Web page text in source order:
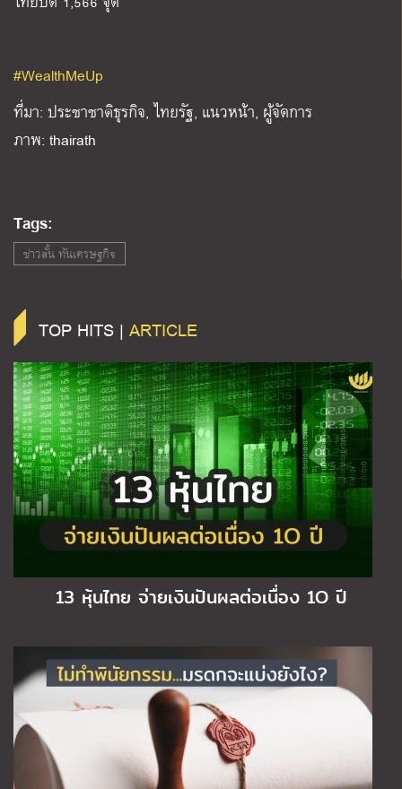
#WealthMeUp
ที่มา: ประชาชาติธุรกิจ, ไทยรัฐ, แนวหน้า, ผู้จัดการ
ภาพ: thairath
Tags:
ข่าวสั้น ทันเศรษฐกิจ
TOP HITS | ARTICLE
13 หุ้นไทย จ่ายเงินปันผลต่อเนื่อง 1O ปี